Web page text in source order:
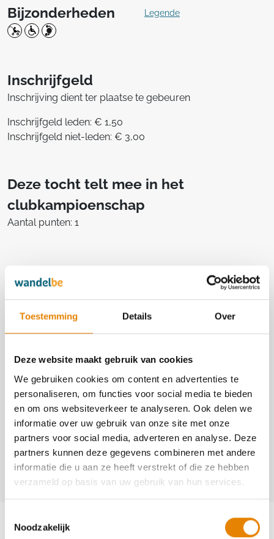
Toestemming Details Over
Deze website maakt gebruik van cookies
We gebruiken cookies om content en advertenties te
personaliseren, om functies voor social media te bieden
en om ons websiteverkeer te analyseren. Ook delen we
informatie over uw gebruik van onze site met onze
partners voor social media, adverteren en analyse. Deze
partners kunnen deze gegevens combineren met andere
informatie die u aan ze heeft verstrekt of die ze hebben
verzameld op basis van uw gebruik van hun services.
Noodzakelijk
Bijzonderheden Legende
Inschrijfgeld
Inschrijving dient ter plaatse te gebeuren
Inschrijfgeld leden: € 1,50
Inschrijfgeld niet-leden: € 3,00
Deze tocht telt mee in het
clubkampioenschap
Aantal punten: 1
Georganiseerd door
Everbeekse Wandeltochten vzw
http://www.everbeeksewandeltochten.club
https://www.facebook.com/everbeeksewandel
Contact
Jean-Pierre Vercleyen
+32(0)498 85 09 66